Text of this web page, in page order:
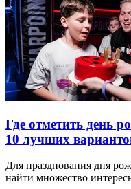
Где отметить день
10 лучших
Для празднования дня
найти множество